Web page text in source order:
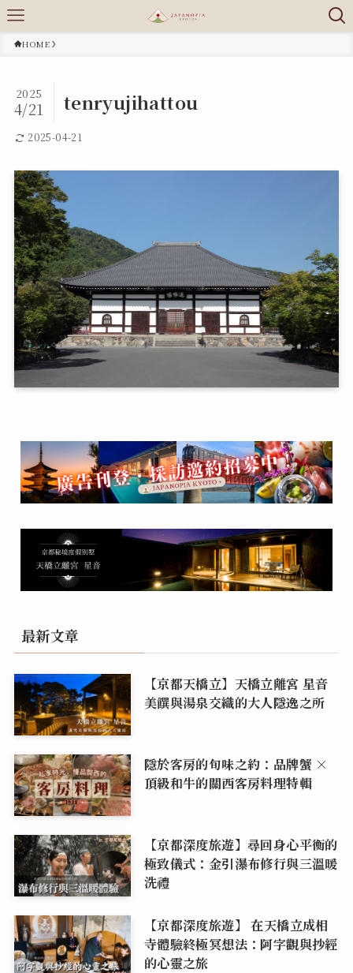
HOME
tenryujihattou
2025
4/21
2025-04-21
最新文章
【京都天橋立】天橋立離宮 星音
美饌與湯泉交織的大人隱逸之所
隱於客房的旬味之約：品牌蟹 ×
頂級和牛的關西客房料理特輯
【京都深度旅遊】尋回身心平衡的
極致儀式：金引瀑布修行與三溫暖
洗禮
【京都深度旅遊】 在天橋立成相
寺體驗終極冥想法：阿字觀與抄經
的心靈之旅